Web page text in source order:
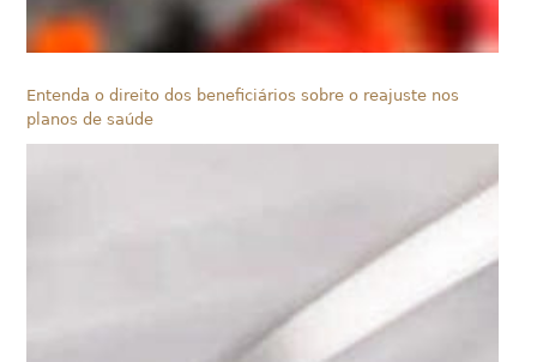
Entenda o direito dos beneficiários sobre o reajuste nos
planos de saúde